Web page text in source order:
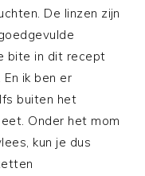
De linzen zijn
bite in dit recept
ik ben er
buiten het
Onder het mom
kun je dus